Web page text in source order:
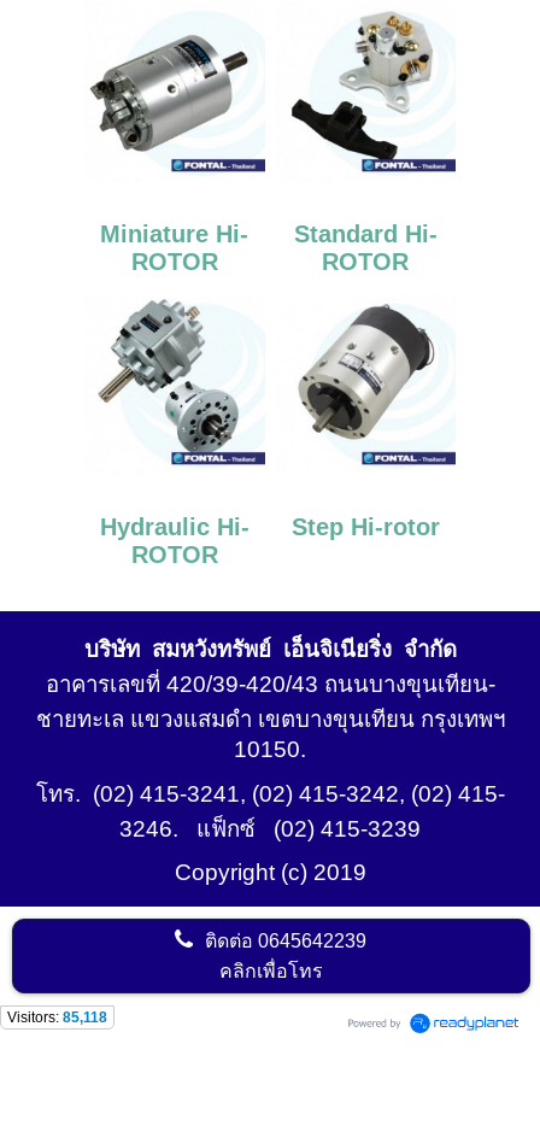
Miniature Hi-
ROTOR
Standard Hi-
ROTOR
Hydraulic Hi-
ROTOR
Step Hi-rotor
บริษัท สมหวังทรัพย์ เอ็นจิเนียริ่ง จำกัด
อาคารเลขที่ 420/39-420/43 ถนนบางขุนเทียน-
ชายทะเล แขวงแสมดำ เขตบางขุนเทียน กรุงเทพฯ
10150.
โทร. (02) 415-3241, (02) 415-3242, (02) 415-
3246. แฟ็กซ์ (02) 415-3239
Copyright (c) 2019
ติดต่อ0645642239
คลิกเพื่อโทร
Visitors: 85,118